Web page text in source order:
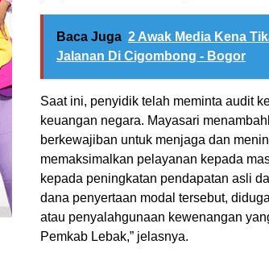
Baca Juga 2 Awak Media Kena
Jalanan Di Cigombong - Bogor
Saat ini, penyidik telah meminta audit
keuangan negara. Mayasari
berkewajiban untuk menjaga dan
memaksimalkan pelayanan kepada
kepada peningkatan pendapatan asli
dana penyertaan modal tersebut,
atau penyalahgunaan kewenangan
Pemkab Lebak,” jelasnya.